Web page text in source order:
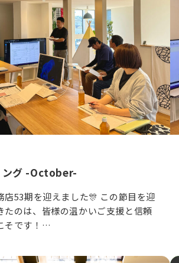
ング -October-
店53期を迎えました🎊 この節目を迎
たのは、皆様の温かいご支援と信頼
そです！…